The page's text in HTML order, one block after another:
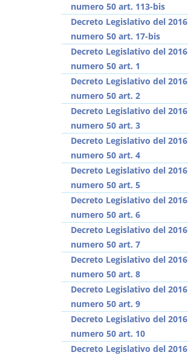
numero 50 art. 113-bis
Decreto Legislativo del 2016
numero 50 art. 17-bis
Decreto Legislativo del 2016
numero 50 art. 1
Decreto Legislativo del 2016
numero 50 art. 2
Decreto Legislativo del 2016
numero 50 art. 3
Decreto Legislativo del 2016
numero 50 art. 4
Decreto Legislativo del 2016
numero 50 art. 5
Decreto Legislativo del 2016
numero 50 art. 6
Decreto Legislativo del 2016
numero 50 art. 7
Decreto Legislativo del 2016
numero 50 art. 8
Decreto Legislativo del 2016
numero 50 art. 9
Decreto Legislativo del 2016
numero 50 art. 10
Decreto Legislativo del 2016
relazione giuridica
Versione ebook€
I
D.
5,99